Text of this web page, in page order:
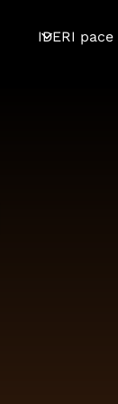
IDERI pace